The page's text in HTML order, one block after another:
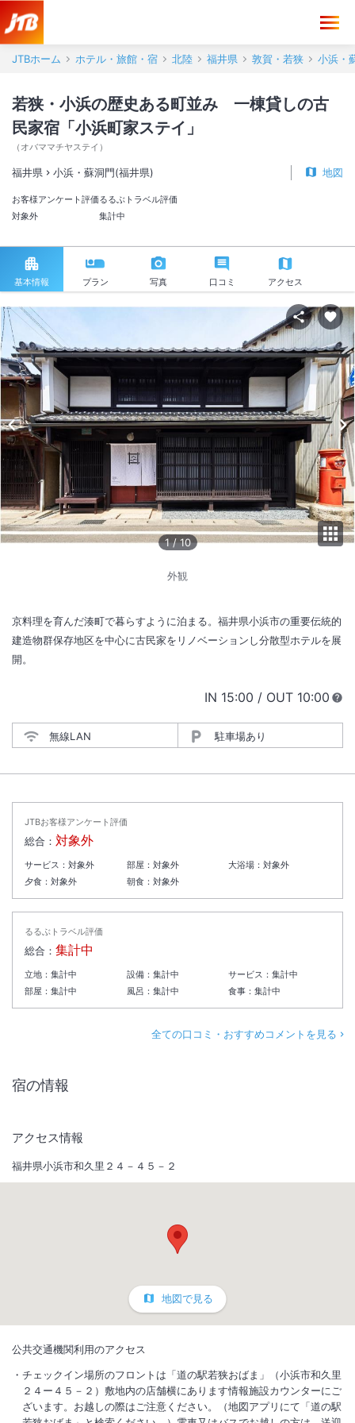
JTBホーム ホテル・旅館・宿 北陸 福井県 敦賀・若狭 小浜・
若狭・小浜の歴史ある町並み 一棟貸しの古
民家宿「小浜町家ステイ」
（ オバママチヤステイ ）
福井県 小浜・蘇洞門(福井県) 地図
お客様アンケート評価
対象外
るるぶトラベル評価
集計中
基本情報 プラン 写真 口コミ アクセス
1 /10
外観
京料理を育んだ湊町で暮らすように泊まる。福井県小浜市の重要伝統的
建造物群保存地区を中心に古民家をリノベーションし分散型ホテルを展
開。
IN チェックイン
15:00 / OUT チェック
10:00
無線LAN 駐車場あり
JTBお客様アンケート評価
総合： 対象外
サービス： 対象外 部屋： 対象外 大浴場：対象外
夕食： 対象外 朝食： 対象外
るるぶトラベル評価
総合： 集計中
立地： 集計中 設備： 集計中 サービス：集計中
部屋： 集計中 風呂： 集計中 食事：集計中
全ての口コミ・おすすめコメントを見る
宿の情報
アクセス情報
福井県小浜市和久里２４－４５－２
地図で見る
公共交通機関利用のアクセス
チェックイン場所のフロントは「道の駅若狭おばま」（小浜市和久里
２４ー４５－２）敷地内の店舗横にあります情報施設カウンターにご
ざいます。お越しの際はご注意ください。（地図アプリにて「道の駅